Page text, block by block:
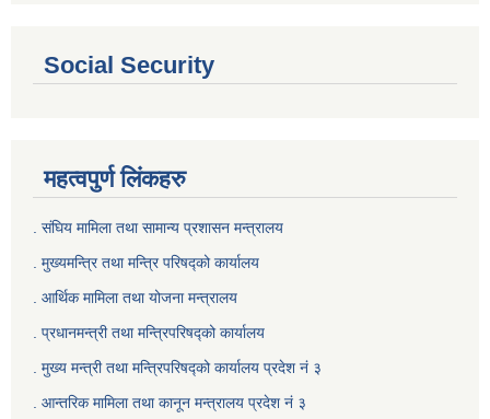
Social Security
महत्वपुर्ण लिंकहरु
. संघिय मामिला तथा सामान्य प्रशासन मन्त्रालय
. मुख्यमन्त्रि तथा मन्त्रि परिषद्को कार्यालय
. आर्थिक मामिला तथा योजना मन्त्रालय
. प्रधानमन्त्री तथा मन्त्रिपरिषद्को कार्यालय
मुख्य मन्त्री तथा मन्त्रिपरिषद्को कार्यालय प्रदेश नं ३
आन्तरिक मामिला तथा कानून मन्त्रालय प्रदेश नं ३